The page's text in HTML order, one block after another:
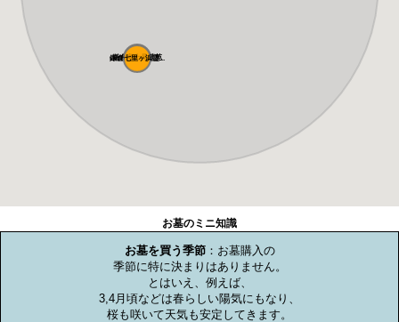
鎌倉富士見墓苑
鎌倉七里ヶ浜霊...
お墓のミニ知識
お墓を買う季節：お墓購入の
季節に特に決まりはありません。
とはいえ、例えば、
3,4月頃などは春らしい陽気にもなり、
桜も咲いて天気も安定してきます。